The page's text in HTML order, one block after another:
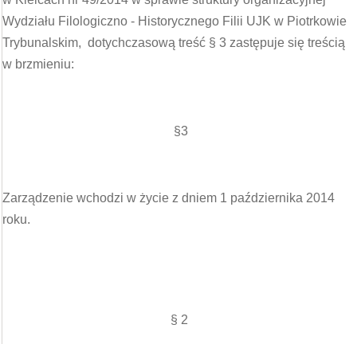
Wydziału Filologiczno - Historycznego Filii UJK w Piotrkowie
Trybunalskim, dotychczasową treść § 3 zastępuje się treścią
w brzmieniu:
§3
Zarządzenie wchodzi w życie z dniem 1 października 2014
roku.
§ 2